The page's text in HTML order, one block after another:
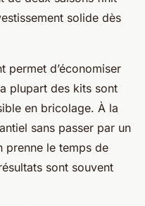
solide dès
permet d’économiser
plupart des kits sont
en bricolage. À la
sans passer par un
prenne le temps de
sont souvent